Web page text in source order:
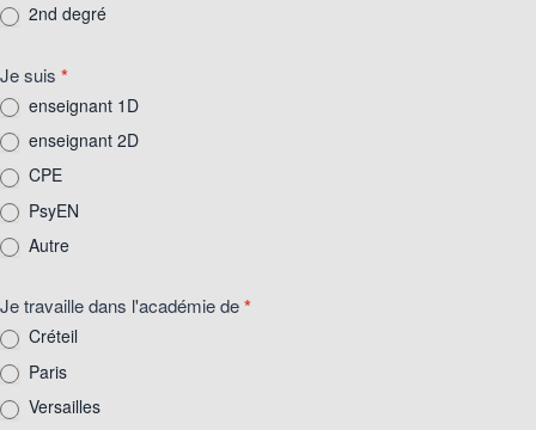
2nd degré
Je suis *
enseignant 1D
enseignant 2D
CPE
PsyEN
Autre
Je travaille dans l'académie de*
Créteil
Paris
Versailles